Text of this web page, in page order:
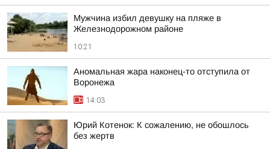
Мужчина избил девушку на пляже в
Железнодорожном районе
10:21
Аномальная жара наконец-то отступила от
Воронежа
14:03
Юрий Котенок: К сожалению, не обошлось
без жертв